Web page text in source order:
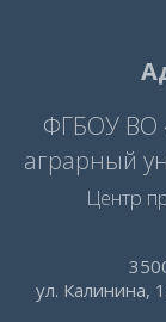
ФГБОУ ВО
аграрный
Центр
ул. Калинина,